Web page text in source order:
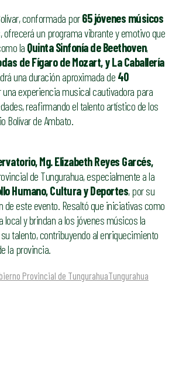
conformada por65 jóvenes músicos
, ofrecerá un programa vibrante y emotivo que
la Quinta Sinfonía de Beethoven,
de Fígaro de Mozart, y La Caballería
una duración aproximada de 40
experiencia musical cautivadora para
reafirmando el talento artístico de los
Bolívar de Ambato.
Mg. Elizabeth Reyes Garcés,
de Tungurahua, especialmente a la
Humano, Cultura y Deportes, por su
de este evento. Resaltó que iniciativas como
y brindan a los jóvenes músicos la
talento, contribuyendo al enriquecimiento
la provincia.
Provincial de TungurahuaTungurahua